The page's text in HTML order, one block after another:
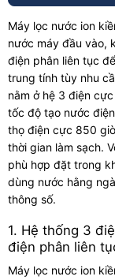
Máy lọc nước ion
nước máy đầu vào,
điện phân liên tục
trung tính tùy nhu
nằm ở hệ 3 điện
tốc độ tạo nước
thọ điện cực 850
thời gian làm sạch.
phù hợp đặt trong
dùng nước hằng
thông số.
1. Hệ thống 3
điện phân liên
Máy lọc nước ion